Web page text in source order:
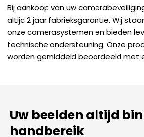
Bij aankoop van uw
altijd 2 jaar fabrieksgarantie. Wij
onze camerasystemen en bieden
technische ondersteuning. Onze
worden gemiddeld beoordeeld met
Uw beelden altijd
handbereik